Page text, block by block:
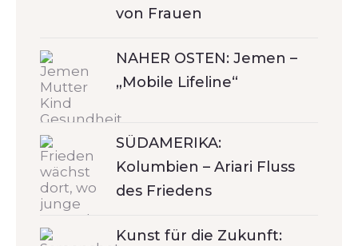
von Frauen
NAHER OSTEN: Jemen –
„Mobile Lifeline“
SÜDAMERIKA:
Kolumbien – Ariari Fluss
des Friedens
Kunst für die Zukunft: